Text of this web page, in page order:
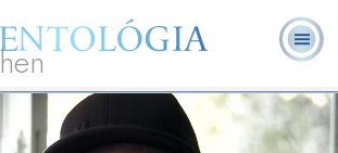
Önkéntes lelkészek GYIK Könyvek